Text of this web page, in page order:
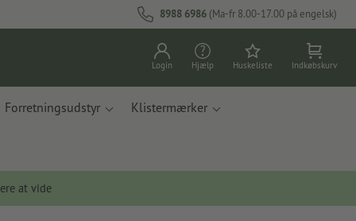
8988 6986 (Ma-fr 8.00-17.00 på engelsk)
Login Hjælp Huskeliste Indkøbskurv
Forretningsudstyr Klistermærker
at vide